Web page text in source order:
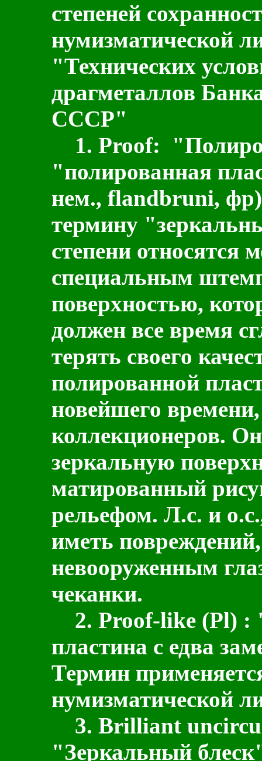
степеней
нумизматической
"Технических
драгметаллов
СССР"
1. Proof:
"полированная
нем., flandbruni, фр)
термину
степени относятся
специальным
поверхностью,
должен все время
терять своего
полированной
новейшего
коллекционеров.
зеркальную
матированный
рельефом. Л.с. и
иметь
невооруженным
чеканки.
2. Proof-like (Pl) :
пластина с едва
Термин
нумизматической
3. Brilliant
"Зеркальный